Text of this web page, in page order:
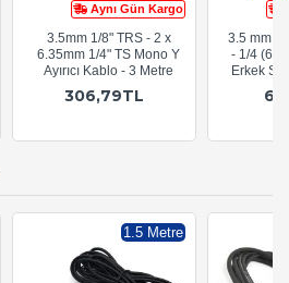
Aynı Gün Kargo
3.5mm 1/8" TRS - 2 x
6.35mm 1/4" TS Mono Y
Ayırıcı Kablo - 3 Metre
306,79TL
3.5 mm
- 1/4
Erkek
1.5 Metre